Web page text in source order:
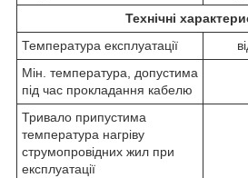
Технічні
Температура експлуатації
Мін. температура, допустима
під час прокладання кабелю
Тривало припустима
температура нагріву
струмопровідних жил при
експлуатації